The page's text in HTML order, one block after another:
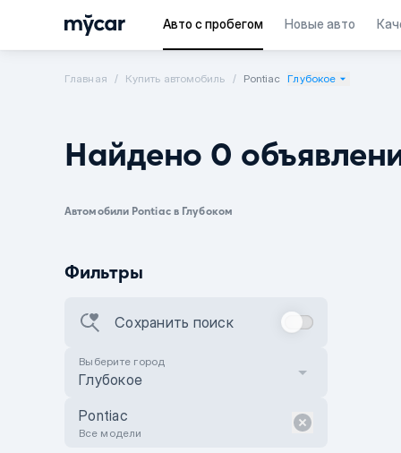
Авто с пробегом Новые авто
Главная Купить автомобиль Pontiac Глубокое
Найдено 0
Автомобили Pontiac в Глубоком
Фильтры
Сохранить поиск
Выберите город
Глубокое
Pontiac
Все модели